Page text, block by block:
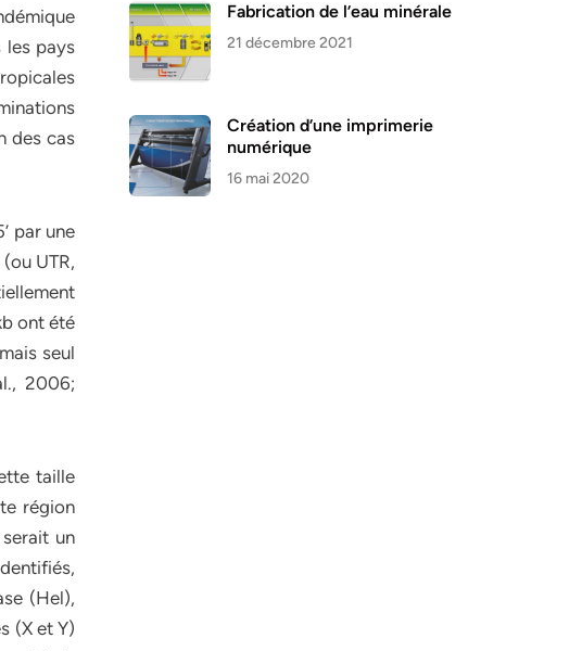
les pays
des cas
par une
UTR,
ont été
seul
2006;
taille
région
un
(Hel),
(X et Y)
Fabrication de l’eau minérale
21 décembre 2021
Création d’une imprimerie
numérique
16 mai 2020